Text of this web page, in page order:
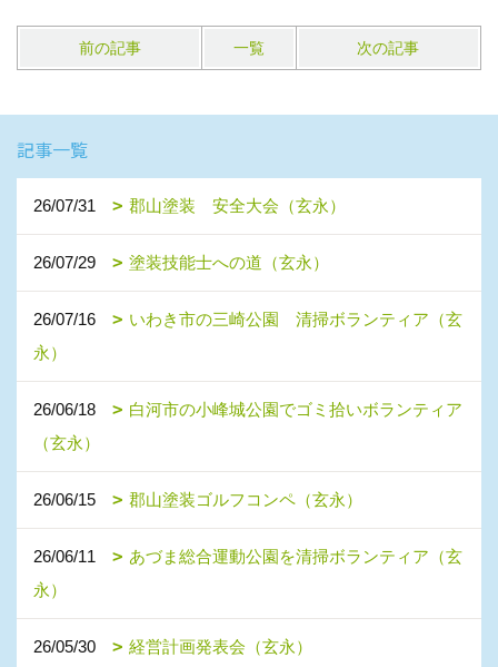
前の記事 一覧 次の記事
記事一覧
26/07/31 郡山塗装 安全大会（玄永）
26/07/29 塗装技能士への道（玄永）
26/07/16
いわき市の三崎公園 清掃ボランティア（玄
永）
26/06/18
白河市の小峰城公園でゴミ拾いボランティア
（玄永）
26/06/15 郡山塗装ゴルフコンペ（玄永）
26/06/11
あづま総合運動公園を清掃ボランティア（玄
永）
26/05/30 経営計画発表会（玄永）